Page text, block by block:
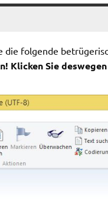
folgende
Klicken Sie